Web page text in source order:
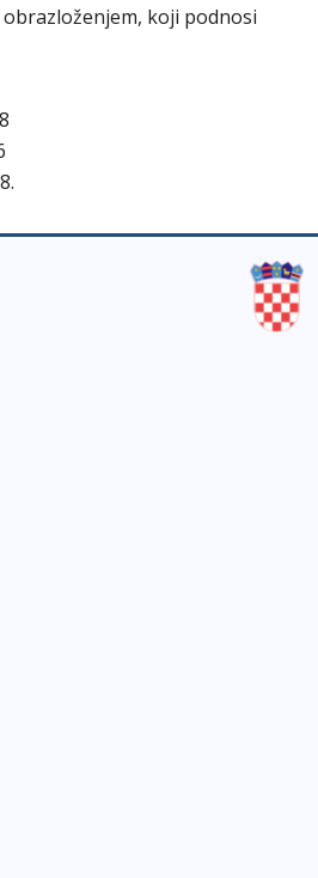
koji podnosi